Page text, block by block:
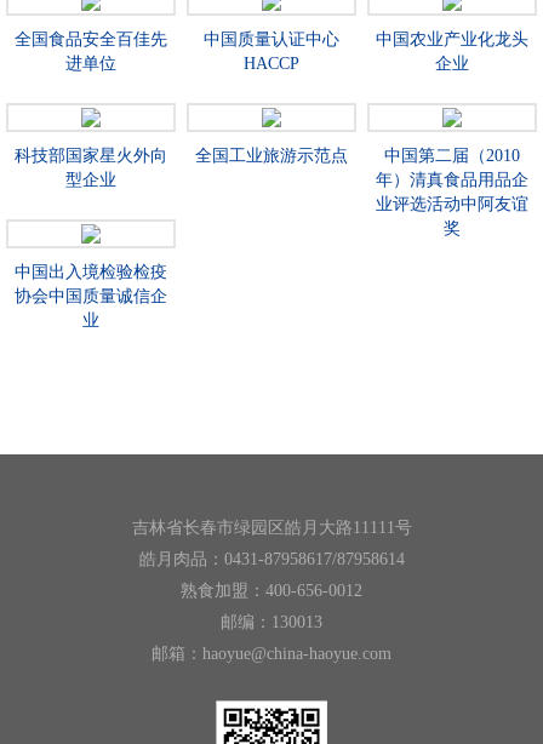
全国食品安全百佳先
进单位
中国质量认证中心
HACCP
中国农业产业化龙头
企业
科技部国家星火外向
型企业
全国工业旅游示范点
中国第二届（2010
年）清真食品用品企
业评选活动中阿友谊
奖
中国出入境检验检疫
协会中国质量诚信企
业
吉林省长春市绿园区皓月大路11111号
皓月肉品：0431-87958617/87958614
熟食加盟：400-656-0012
邮编：130013
邮箱：haoyue@china-haoyue.com